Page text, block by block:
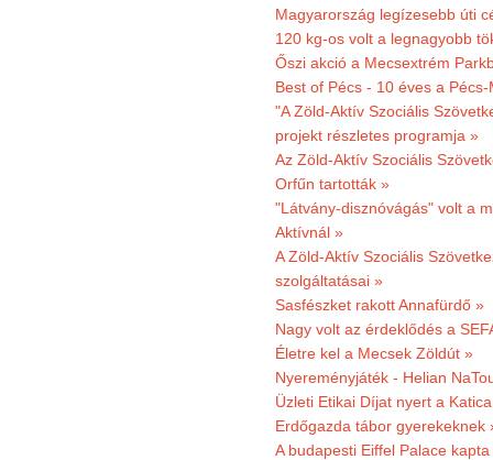
Magyarország legízesebb úti
120 kg-os volt a legnagyobb
Őszi akció a Mecsextrém
Best of Pécs - 10 éves a
"A Zöld-Aktív Szociális
projekt részletes programja »
Az Zöld-Aktív Szociális
Orfűn tartották »
"Látvány-disznóvágás" volt a
Aktívnál »
A Zöld-Aktív Szociális
szolgáltatásai »
Sasfészket rakott Annafürdő »
Nagy volt az érdeklődés a
Életre kel a Mecsek Zöldút »
Nyereményjáték - Helian
Üzleti Etikai Díjat nyert a
Erdőgazda tábor gyerekeknek
A budapesti Eiffel Palace